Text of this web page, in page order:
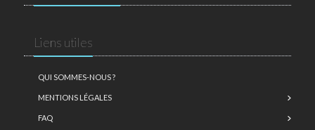
Liens utiles
QUI SOMMES-NOUS ?
MENTIONS LÉGALES
FAQ